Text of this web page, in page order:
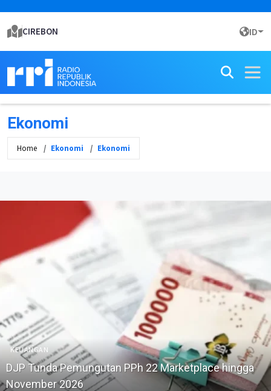
CIREBON ID
Ekonomi
Home Ekonomi Ekonomi
KEUANGAN
DJP Tunda Pemungutan PPh 22 Marketplace hingga
November 2026